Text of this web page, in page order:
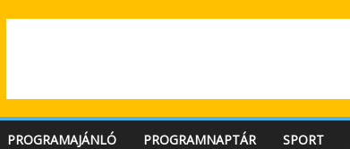
PROGRAMAJÁNLÓ PROGRAMNAPTÁR SPORT